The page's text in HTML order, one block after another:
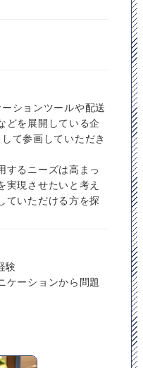
ションツールや配送
どを展開している企
て参画していただき
するニーズは高まっ
実現させたいと考え
ていただける方を探
験
ケーションから問題